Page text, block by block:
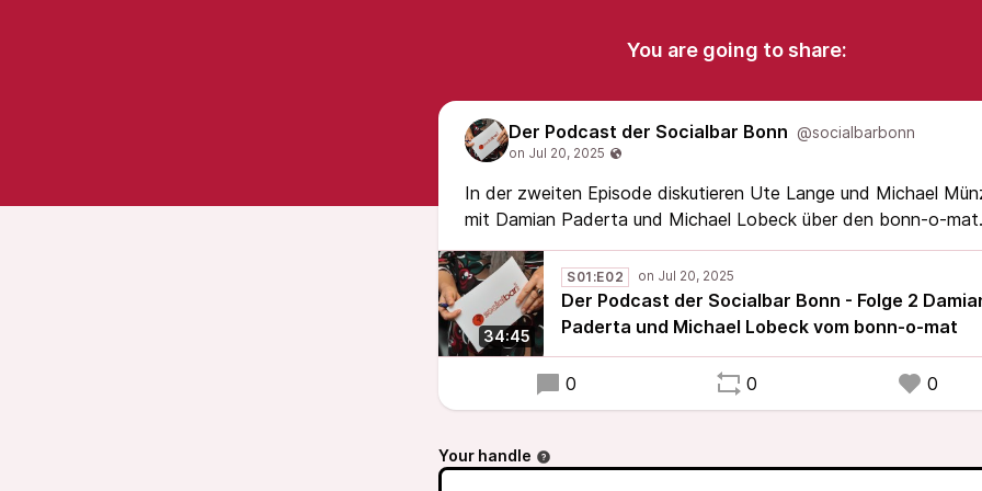
You are going to share:
Der Podcast der Socialbar Bonn @socialbarbonn
In der zweiten Episode diskutieren Ute Lange und Michael
mit Damian Paderta und Michael Lobeck über den bonn-o-mat.
34:45
S01:E02
Der Podcast der Socialbar Bonn - Folge 2
Paderta und Michael Lobeck vom bonn-o-mat
0 0 0
Your handle